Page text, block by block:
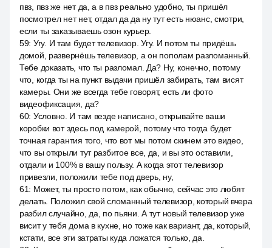
пвз, пвз же нет да, а в пвз реально удобно, ты пришёл
посмотрел нет нет, отдал да да ну тут есть нюанс, смотри,
если ты заказываешь озон курьер.
59: Угу. И там будет телевизор. Угу. И потом ты придёшь
домой, развернёшь телевизор, а он пополам разломанный.
Тебе доказать, что ты разломал. Да? Ну, конечно, потому
что, когда ты на пункт выдачи пришёл забирать, там висят
камеры. Они же всегда тебе говорят, есть ли фото
видеофиксация, да?
60: Условно. И там везде написано, открывайте ваши
коробки вот здесь под камерой, потому что тогда будет
точная гарантия того, что вот мы потом скинем это видео,
что вы открыли тут разбитое все, да, и вы это оставили,
отдали и 100% в вашу пользу. А когда этот телевизор
привезли, положили тебе под дверь, ну,
61: Может, ты просто потом, как обычно, сейчас это любят
делать. Положил свой сломанный телевизор, который вчера
разбил случайно, да, по пьяни. А тут новый телевизор уже
висит у тебя дома в кухне, но тоже как вариант, да, который,
кстати, все эти затраты куда ложатся только, да.